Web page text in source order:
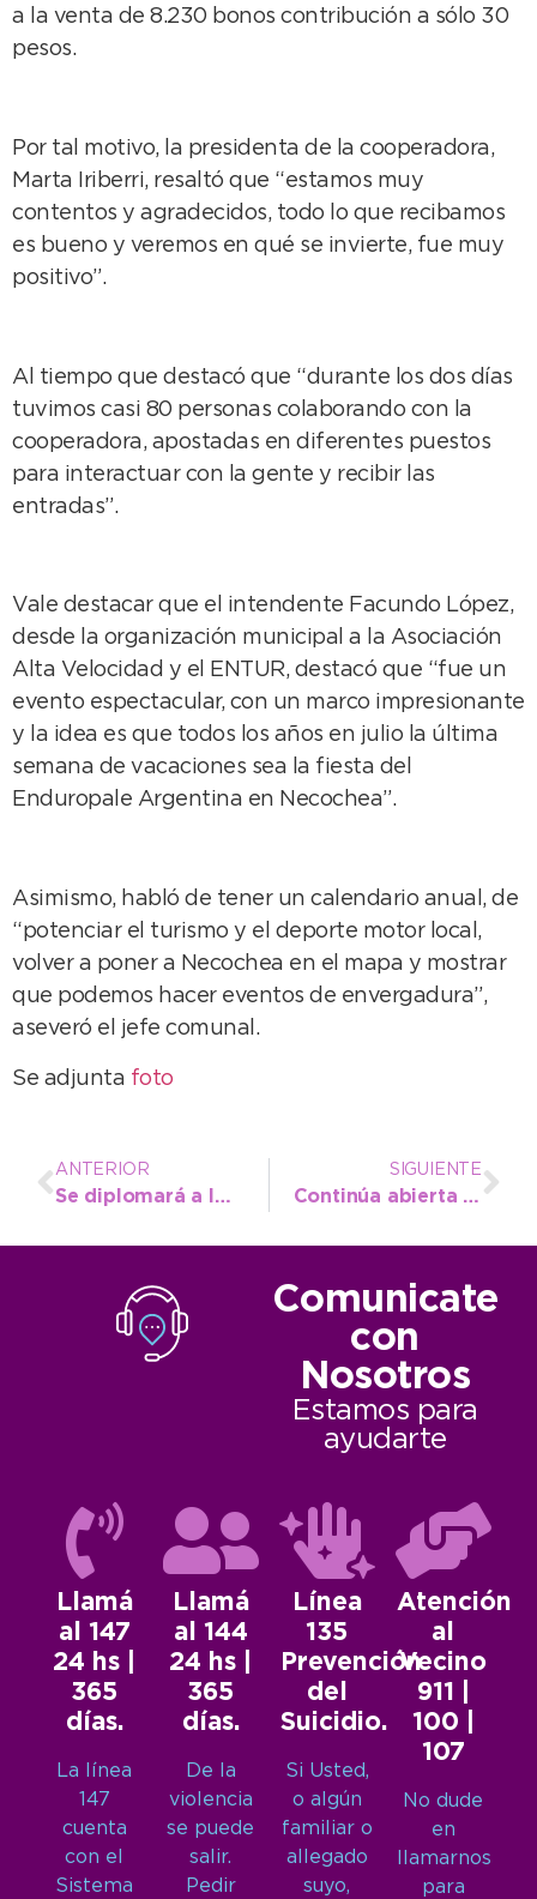
a la venta de 8.230 bonos contribución a sólo 30
pesos.
Por tal motivo, la presidenta de la cooperadora,
Marta Iriberri, resaltó que “estamos muy
contentos y agradecidos, todo lo que recibamos
es bueno y veremos en qué se invierte, fue muy
positivo”.
Al tiempo que destacó que “durante los dos días
tuvimos casi 80 personas colaborando con la
cooperadora, apostadas en diferentes puestos
para interactuar con la gente y recibir las
entradas”.
Vale destacar que el intendente Facundo López,
desde la organización municipal a la Asociación
Alta Velocidad y el ENTUR, destacó que “fue un
evento espectacular, con un marco impresionante
y la idea es que todos los años en julio la última
semana de vacaciones sea la fiesta del
Enduropale Argentina en Necochea”.
Asimismo, habló de tener un calendario anual, de
“potenciar el turismo y el deporte motor local,
volver a poner a Necochea en el mapa y mostrar
que podemos hacer eventos de envergadura”,
aseveró el jefe comunal.
Se adjunta foto
ANTERIOR
Se diplomará a los participantes del 14º Curso de Manipulación de Alimentos
SIGUIENTE
Continúa abierta la preinscripción para ciclos de formación profesional
Comunicate
con
Nosotros
Estamos para
ayudarte
Llamá
al 147
24 hs |
365
días.
La línea
147
cuenta
con el
Sistema
Llamá
al 144
24 hs |
365
días.
De la
violencia
se puede
salir.
Pedir
Línea
135
Prevención
del
Suicidio.
Si Usted,
o algún
familiar o
allegado
suyo,
Atención
al
Vecino
911 |
100 |
107
No dude
en
llamarnos
para